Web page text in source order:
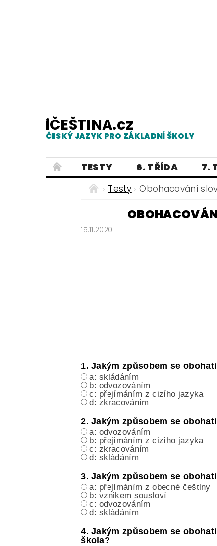
iČEŠTINA.cz
ČESKÝ JAZYK PRO ZÁKLADNÍ ŠKOLY
TESTY 6. TŘÍDA 7.
PRAVOPIS
PRACOVNÍ LISTY
ČEŠTINA PRO UKRAJINCE -
Testy Obohacování
15.11.2020
1. Jakým způsobem se
a: skládáním
b: odvozováním
c: přejímáním z cizího jazyka
d: zkracováním
2. Jakým způsobem se
a: odvozováním
b: přejímáním z cizího jazyka
c: zkracováním
d: skládáním
3. Jakým způsobem se
a: přejímáním z obecné češtiny
b: vznikem sousloví
c: odvozováním
d: skládáním
4. Jakým způsobem se
škola?